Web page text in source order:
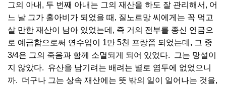
그의 아내, 두 번째 아내는 그의 재산을 하도 잘 관리해서, 어
느 날 그가 홀아비가 되었을 때, 질노르망 씨에게는 꼭 먹고
살 만한 재산이 남아 있었는데, 즉 거의 전부를 종신 연금으
로 예금함으로써 연수입이 1만 5천 프랑쯤 되었는데, 그 중
3/4은 그의 죽음과 함께 소멸되게 되어 있었다. 그는 망설이
지 않았다. 유산을 남기려는 배려는 별로 염두에 없었으니
까. 더구나 그는 상속 재산에는 뜻 밖의 일이 일어나는 것을,